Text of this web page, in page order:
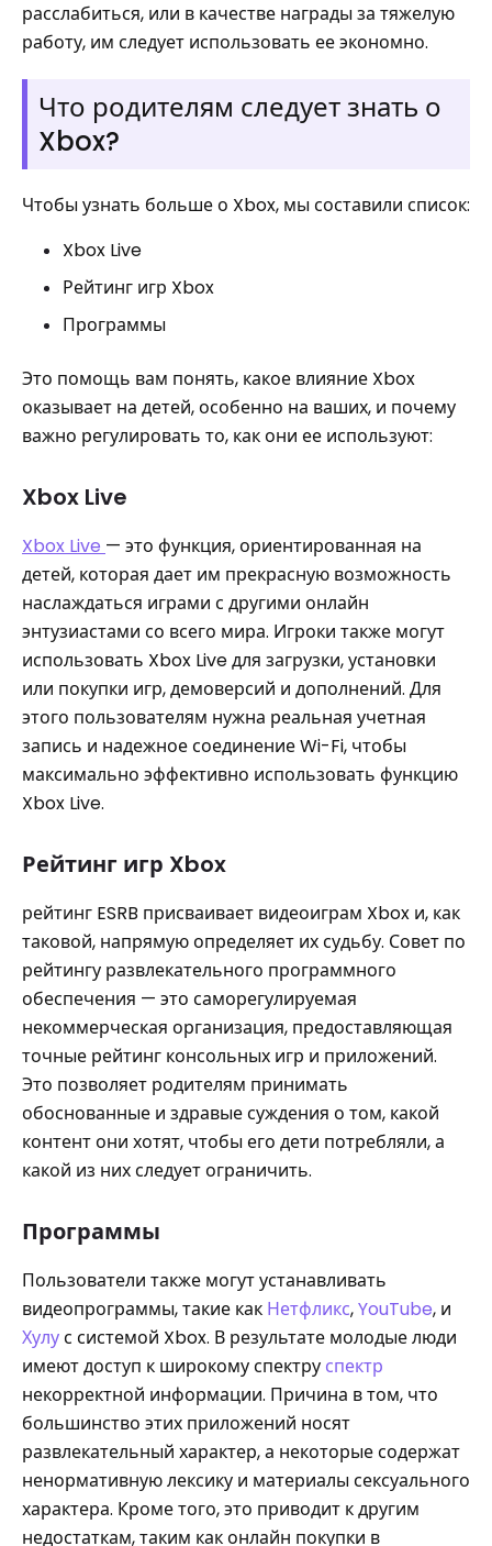
расслабиться, или в качестве награды за тяжелую
работу, им следует использовать ее экономно.
Что родителям следует знать о
Xbox?
Чтобы узнать больше о Xbox, мы составили список:
Xbox Live
Рейтинг игр Xbox
Программы
Это помощь вам понять, какое влияние Xbox
оказывает на детей, особенно на ваших, и почему
важно регулировать то, как они ее используют:
Xbox Live
Xbox Live — это функция, ориентированная на
детей, которая дает им прекрасную возможность
наслаждаться играми с другими онлайн
энтузиастами со всего мира. Игроки также могут
использовать Xbox Live для загрузки, установки
или покупки игр, демоверсий и дополнений. Для
этого пользователям нужна реальная учетная
запись и надежное соединение Wi-Fi, чтобы
максимально эффективно использовать функцию
Xbox Live.
Рейтинг игр Xbox
рейтинг ESRB присваивает видеоиграм Xbox и, как
таковой, напрямую определяет их судьбу. Совет по
рейтингу развлекательного программного
обеспечения — это саморегулируемая
некоммерческая организация, предоставляющая
точные рейтинг консольных игр и приложений.
Это позволяет родителям принимать
обоснованные и здравые суждения о том, какой
контент они хотят, чтобы его дети потребляли, а
какой из них следует ограничить.
Программы
Пользователи также могут устанавливать
видеопрограммы, такие как Нетфликс,YouTube, и
Хулус системой Xbox. В результате молодые люди
имеют доступ к широкому спектру спектр
некорректной информации. Причина в том, что
большинство этих приложений носят
развлекательный характер, а некоторые содержат
ненормативную лексику и материалы сексуального
характера. Кроме того, это приводит к другим
недостаткам, таким как онлайн покупки в